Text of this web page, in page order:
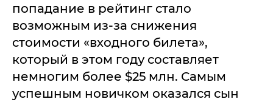
попадание в рейтинг стало
возможным из‑за снижения
стоимости «входного билета»,
который в этом году составляет
немногим более $25 млн. Самым
успешным новичком оказался сын